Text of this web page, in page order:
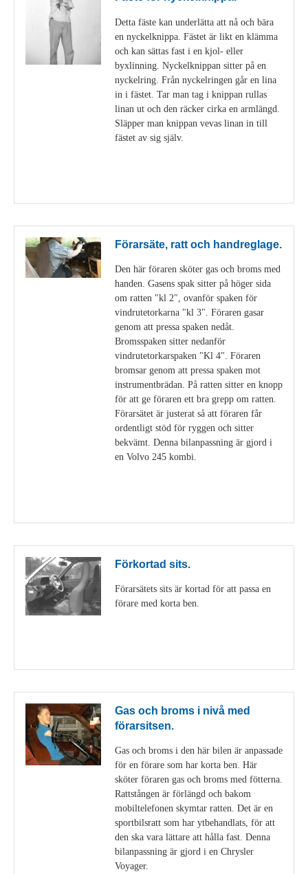
Detta fäste kan underlätta att nå och bära
en nyckelknippa. Fästet är likt en klämma
och kan sättas fast i en kjol- eller
byxlinning. Nyckelknippan sitter på en
nyckelring. Från nyckelringen går en lina
in i fästet. Tar man tag i knippan rullas
linan ut och den räcker cirka en armlängd.
Släpper man knippan vevas linan in till
fästet av sig själv.
Förarsäte, ratt och handreglage.
Den här föraren sköter gas och broms med
handen. Gasens spak sitter på höger sida
om ratten "kl 2", ovanför spaken för
vindrutetorkarna "kl 3". Föraren gasar
genom att pressa spaken nedåt.
Bromsspaken sitter nedanför
vindrutetorkarspaken "Kl 4". Föraren
bromsar genom att pressa spaken mot
instrumentbrädan. På ratten sitter en knopp
för att ge föraren ett bra grepp om ratten.
Förarsätet är justerat så att föraren får
ordentligt stöd för ryggen och sitter
bekvämt. Denna bilanpassning är gjord i
en Volvo 245 kombi.
Förkortad sits.
Förarsätets sits är kortad för att passa en
förare med korta ben.
Gas och broms i nivå med
förarsitsen.
Gas och broms i den här bilen är anpassade
för en förare som har korta ben. Här
sköter föraren gas och broms med fötterna.
Rattstången är förlängd och bakom
mobiltelefonen skymtar ratten. Det är en
sportbilsratt som har ytbehandlats, för att
den ska vara lättare att hålla fast. Denna
bilanpassning är gjord i en Chrysler
Voyager.